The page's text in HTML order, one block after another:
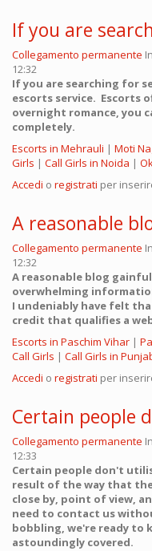
If you are
Collegamento permanente
12:32
If you are searching for
escorts service. Escorts
overnight romance, you
completely.
Escorts in Mehrauli | Moti
Girls | Call Girls in Noida |
Accedi o registrati per
A reasonable
Collegamento permanente
12:32
A reasonable blog
overwhelming
I undeniably have felt
credit that qualifies a
Escorts in Paschim Vihar |
Call Girls | Call Girls in
Accedi o registrati per
Certain people
Collegamento permanente
12:33
Certain people don't
result of the way that
close by, point of view,
need to contact us
bobbling, we're ready to
astoundingly covered.